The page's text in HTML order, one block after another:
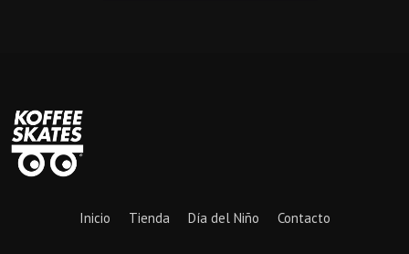
Inicio Tienda Día del Niño Contacto